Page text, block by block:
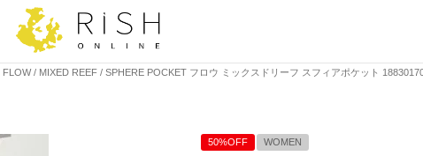
/ MIXED REEF / SPHERE POCKET フロウ ミックスドリーフ スフィアポケット
50%OFF WOMEN